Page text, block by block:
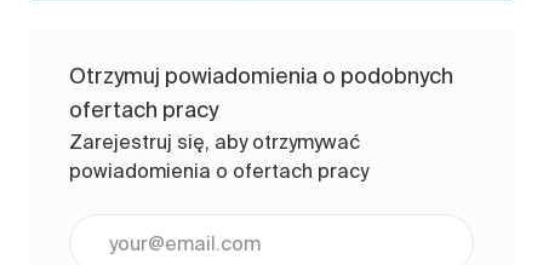
Otrzymuj powiadomienia o podobnych
ofertach pracy
Zarejestruj się, aby otrzymywać
powiadomienia o ofertach pracy